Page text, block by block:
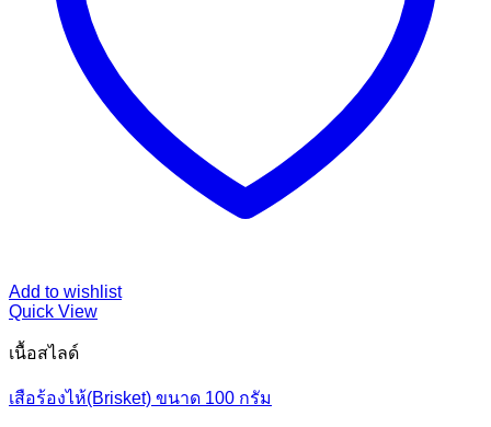
Add to wishlist
Quick View
เนื้อสไลด์
เสือร้องไห้(Brisket) ขนาด 100 กรัม